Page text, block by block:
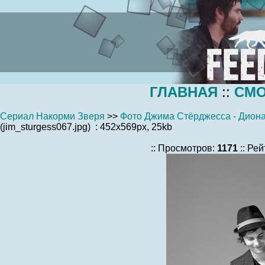
ГЛАВНАЯ ::
Сериал Накорми Зверя >> Фото Джима Стёрджесса -
(jim_sturgess067.jpg) : 452x569px, 25kb
:: Просмотров: 1171::